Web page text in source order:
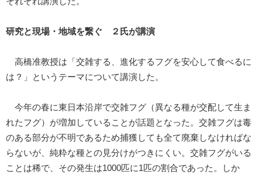
研究と現場・地域を繋ぐ ２氏が講演
高橋准教授は「交雑する、進化するフグを安心して食べるに
は？」というテーマについて講演した。
今年の春に東日本沿岸で交雑フグ（異なる種が交配して生ま
れたフグ）が増加していることが話題となった。交雑フグは毒
のある部分が不明であるため捕獲しても全て廃棄しなければな
らないが、純粋な種との見分けがつきにくい。交雑フグがいる
ことは稀で、その発生は1000匹に1匹の割合であった。しか